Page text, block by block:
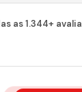
as 1.344+